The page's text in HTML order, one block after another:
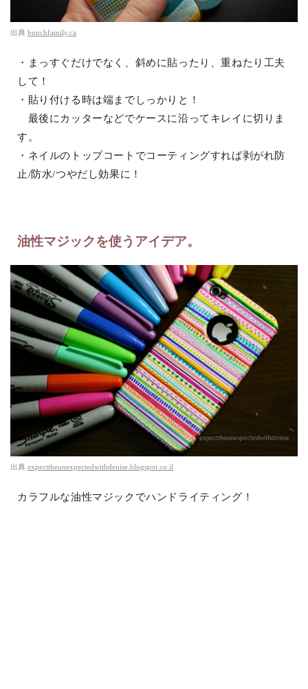
出典 bunchfamily.ca
・まっすぐだけでなく、斜めに貼ったり、重ねたり工夫
して！
・貼り付ける時は端までしっかりと！
最後にカッターなどでケースに沿ってキレイに切りま
す。
・ネイルのトップコートでコーティングすれば剥がれ防
止/防水/つやだし効果に！
油性マジックを使うアイデア。
出典 expecttheunexpectedwithdenise.blogspot.co.il
カラフルな油性マジックでハンドライティング！